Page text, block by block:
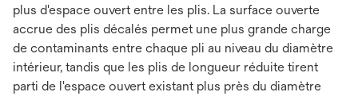
plus d'espace ouvert entre les plis. La surface ouverte
accrue des plis décalés permet une plus grande charge
de contaminants entre chaque pli au niveau du diamètre
intérieur, tandis que les plis de longueur réduite tirent
parti de l'espace ouvert existant plus près du diamètre